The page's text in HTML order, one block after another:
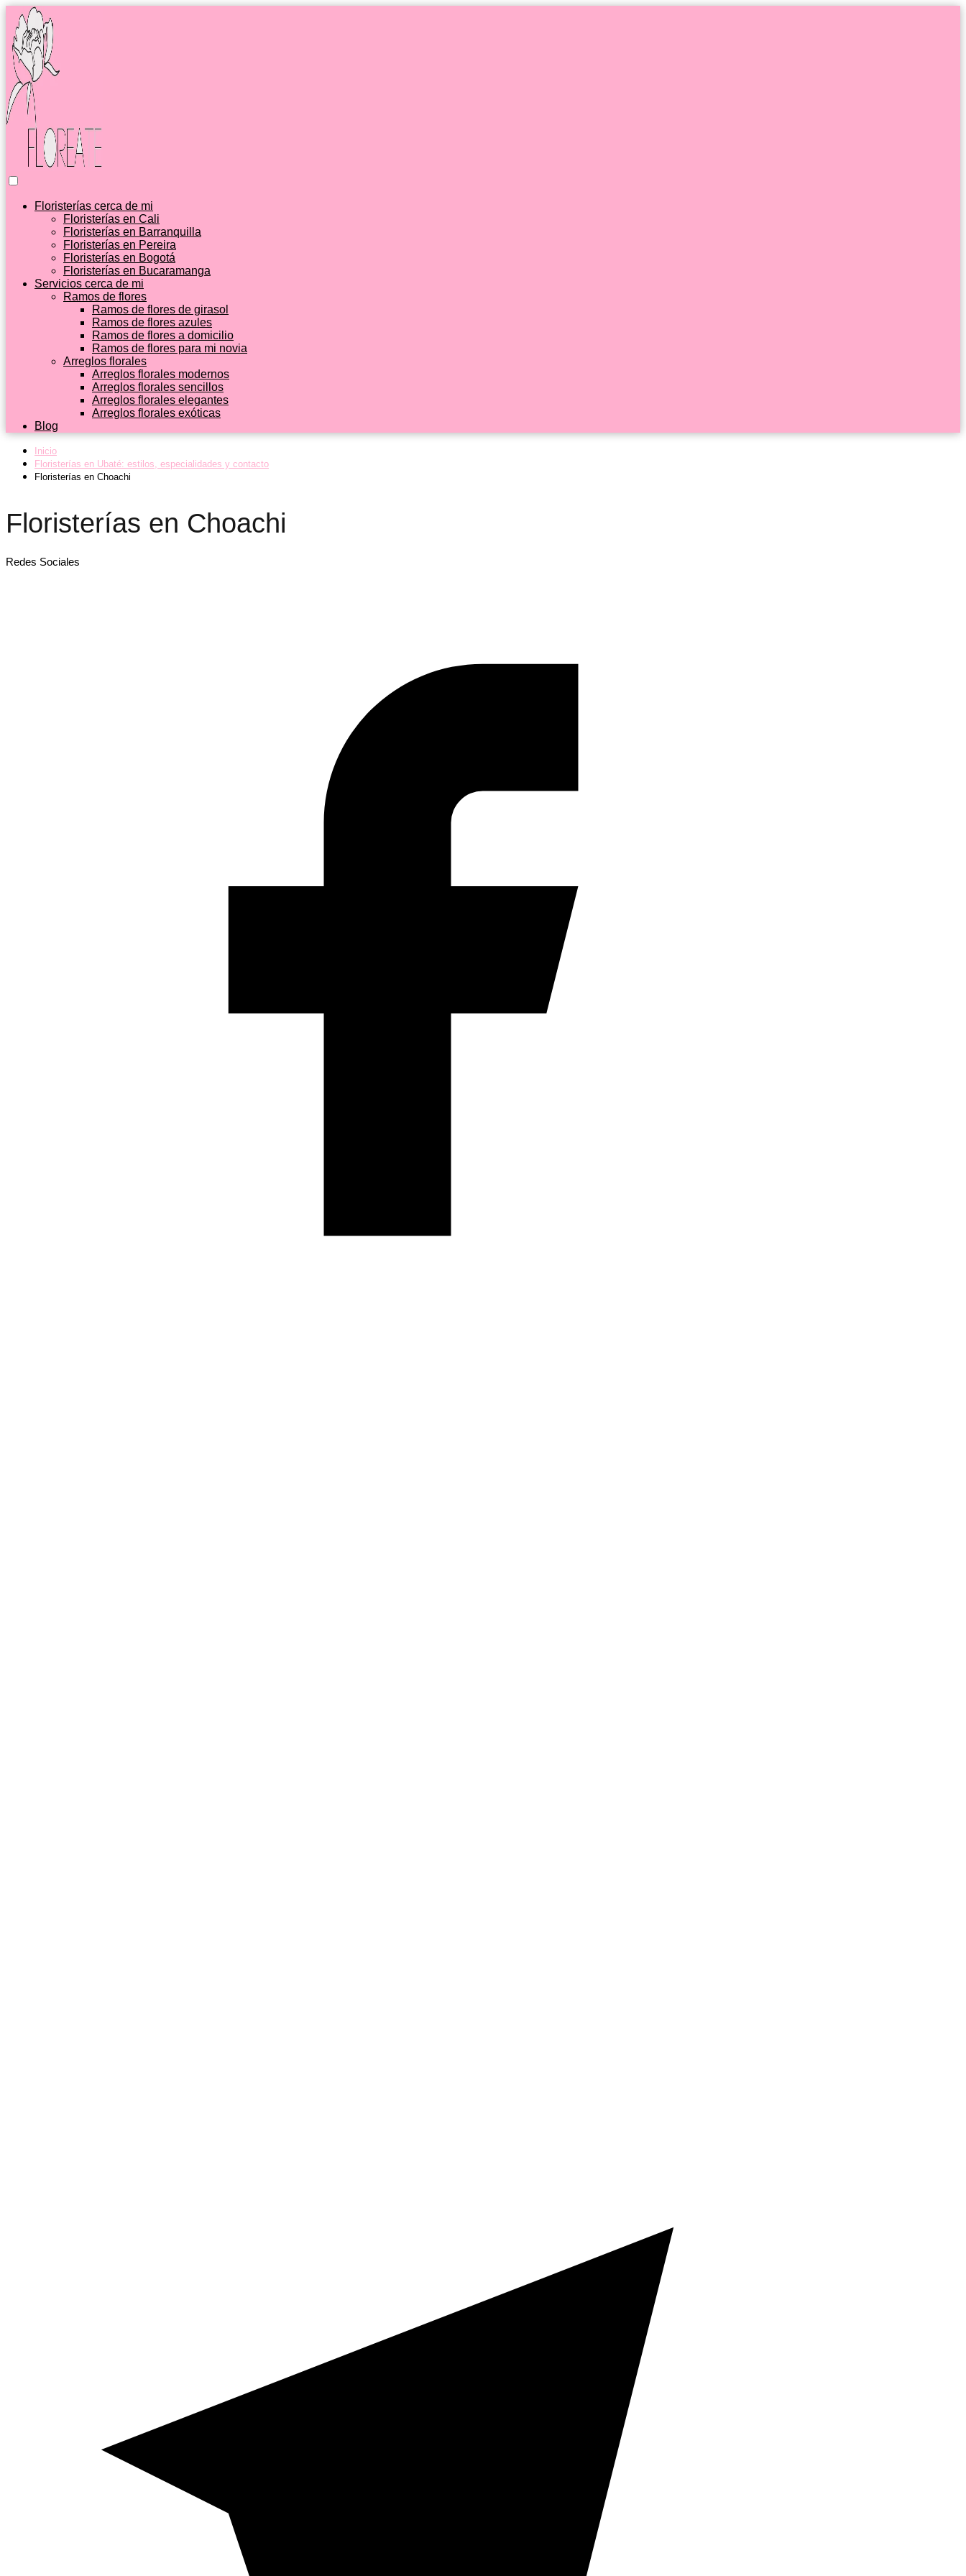
Floristerías cerca de mi
Floristerías en Cali
Floristerías en Barranquilla
Floristerías en Pereira
Floristerías en Bogotá
Floristerías en Bucaramanga
Servicios cerca de mi
Ramos de flores
Ramos de flores de girasol
Ramos de flores azules
Ramos de flores a domicilio
Ramos de flores para mi novia
Arreglos florales
Arreglos florales modernos
Arreglos florales sencillos
Arreglos florales elegantes
Arreglos florales exóticas
Blog
Inicio
Floristerías en Ubaté: estilos, especialidades y contacto
Floristerías en Choachi
Floristerías en Choachi
Redes Sociales